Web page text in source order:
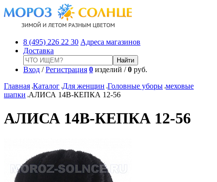
8 (495) 226 22 30 Адреса магазинов
Доставка
Вход /Регистрация 0 изделий /0 руб.
Главная Каталог Для женщин Головные уборы меховые
шапки АЛИСА 14В-КЕПКА 12-56
АЛИСА 14В-КЕПКА 12-56